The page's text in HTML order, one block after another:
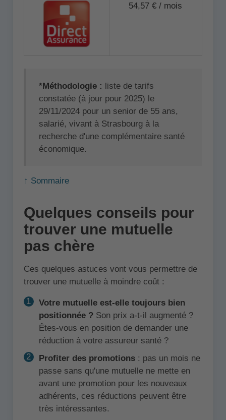
54,57 € / mois
*Méthodologie : liste de tarifs
constatée (à jour pour 2025) le
29/11/2024 pour un senior de 55 ans,
salarié, vivant à Strasbourg à la
recherche d'une complémentaire santé
économique.
↑ Sommaire
Quelques conseils pour
trouver une mutuelle
pas chère
Ces quelques astuces vont vous permettre de
trouver une mutuelle à moindre coût :
Votre mutuelle est-elle toujours bien
positionnée ?Son prix a-t-il augmenté ?
Êtes-vous en position de demander une
réduction à votre assureur santé ?
Profiter des promotions: pas un mois ne
passe sans qu'une mutuelle ne mette en
avant une promotion pour les nouveaux
adhérents, ces réductions peuvent être
très intéressantes.